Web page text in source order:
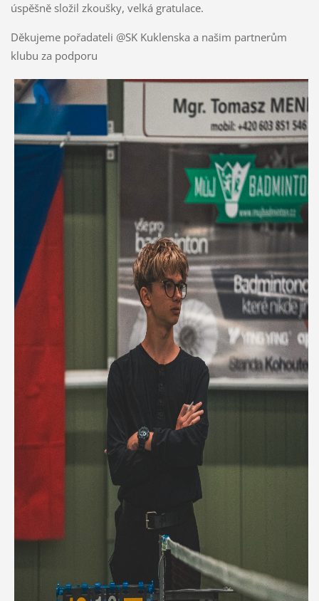
úspěšně složil zkoušky, velká gratulace.
Děkujeme pořadateli @SK Kuklenska a našim partnerům
klubu za podporu